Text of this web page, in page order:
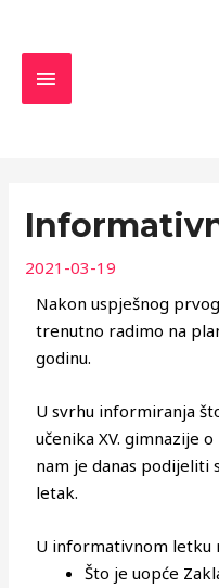
MENU
2021-03-19
Nakon uspješnog
trenutno radimo na
godinu.
U svrhu informiranja
učenika XV. gimnazije
nam je danas podijeliti
letak.
U informativnom letku
Što je uopće